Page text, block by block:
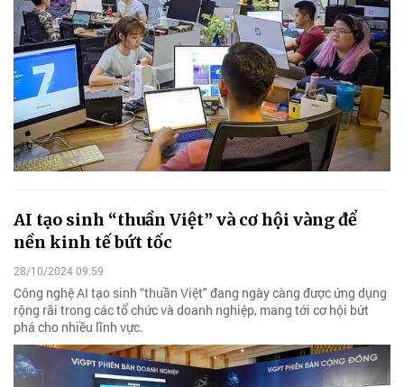
AI tạo sinh “thuần Việt” và cơ hội vàng để
nền kinh tế bứt tốc
28/10/2024 09:59
Công nghệ AI tạo sinh “thuần Việt" đang ngày càng được ứng dụng
rộng rãi trong các tổ chức và doanh nghiệp, mang tới cơ hội bứt
phá cho nhiều lĩnh vực.